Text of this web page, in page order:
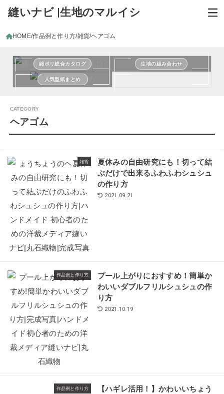
縫いナビ |生地のマルイシ
HOME 作品例と作り方 雑貨 ヘアゴム
綿ポリ総合カタログ 生地の組み合わせ
人気型紙まとめ
ヘアゴム
雑貨
夏休みの自由研究にも！切って結
ぶだけで出来るふわふわシュシュ
の作り方
2021.09.21
作品例と作り方
プール上がりにおすすめ！簡単か
わいいダブルフリルシュシュの作
り方
2021.10.19
作品例と作り方
【ハギレ活用！】かわいいちょう